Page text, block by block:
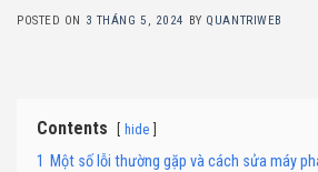
POSTED ON 3 THÁNG 5, 2024 BY QUANTRIWEB
Contents hide
1 Một số lỗi thường gặp và cách sửa máy